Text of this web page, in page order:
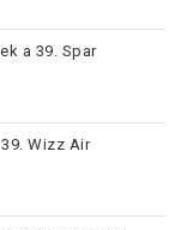
a 39. Spar
Wizz Air